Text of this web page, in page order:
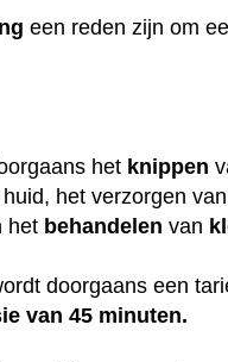
een reden zijn om
het knippen
huid, het verzorgen
het behandelen van
doorgaans een
van 45 minuten.